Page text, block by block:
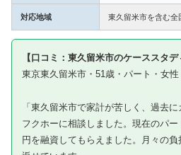
対応地域 東久留米市を含む全
【口コミ：東久留米市のケーススタデ
東京東久留米市・51歳・パート・女性
「東久留米市で家計が苦しく、過去
フクホーに相談しました。現在のパ
円を融資してもらえました。月々の